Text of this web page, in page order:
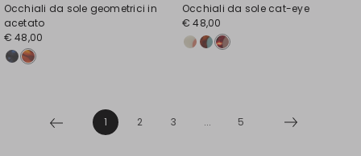
Occhiali da sole geometrici in
acetato
€ 48,00
Occhiali da sole cat-eye
€ 48,00
1 2 3 ... 5